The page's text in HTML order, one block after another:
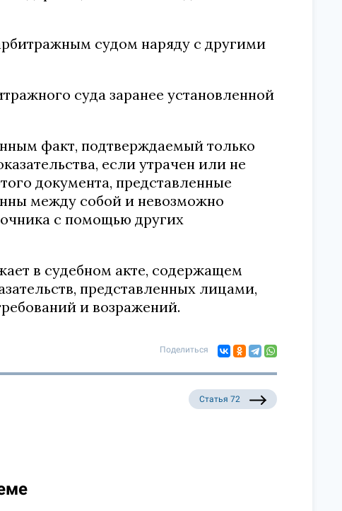
судом наряду с другими
суда заранее установленной
факт, подтверждаемый только
если утрачен или не
документа, представленные
между собой и невозможно
с помощью других
в судебном акте, содержащем
представленных лицами,
и возражений.
Поделиться
Статья 72